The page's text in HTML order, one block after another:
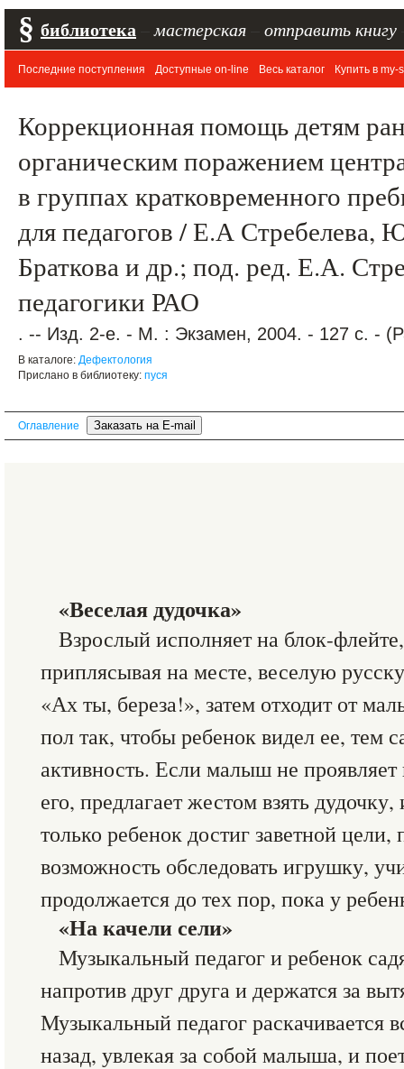
§ библиотека мастерская отправить книгу
Последние поступления Доступные on-line Весь каталог Купить в my-
Коррекционная помощь детям
органическим поражением
в группах кратковременного
для педагогов / Е.А
Браткова и др.; под. ред. Е.А.
педагогики РАО
. -- Изд. 2-е. - М. : Экзамен, 2004. - 127 с. -
В каталоге: Дефектология
Прислано в библиотеку: пуся
Оглавление
«Веселая дудочка»
Взрослый исполняет на блок-
приплясывая на месте, веселую
«Ах ты, береза!», затем отходит от
пол так, чтобы ребенок видел ее, тем
активность. Если малыш не проявляет
его, предлагает жестом взять
только ребенок достиг заветной цели,
возможность обследовать игрушку,
продолжается до тех пор, пока у
«На качели сели»
Музыкальный педагог и ребенок
напротив друг друга и держатся за
Музыкальный педагог раскачивается
назад, увлекая за собой малыша, и